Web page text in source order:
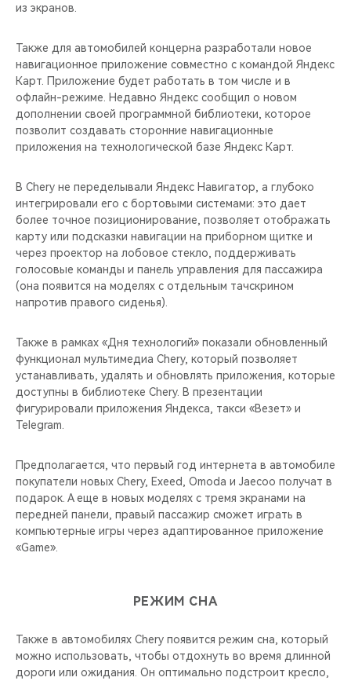
из экранов.
Также для автомобилей концерна разработали новое
навигационное приложение совместно с командой Яндекс
Карт. Приложение будет работать в том числе и в
офлайн-режиме. Недавно Яндекс сообщил о новом
дополнении своей программной библиотеки, которое
позволит создавать сторонние навигационные
приложения на технологической базе Яндекс Карт.
В Chery не переделывали Яндекс Навигатор, а глубоко
интегрировали его с бортовыми системами: это дает
более точное позиционирование, позволяет отображать
карту или подсказки навигации на приборном щитке и
через проектор на лобовое стекло, поддерживать
голосовые команды и панель управления для пассажира
(она появится на моделях с отдельным тачскрином
напротив правого сиденья).
Также в рамках «Дня технологий» показали обновленный
функционал мультимедиа Chery, который позволяет
устанавливать, удалять и обновлять приложения, которые
доступны в библиотеке Chery. В презентации
фигурировали приложения Яндекса, такси «Везет» и
Telegram.
Предполагается, что первый год интернета в автомобиле
покупатели новых Chery, Exeed, Omoda и Jaecoo получат в
подарок. А еще в новых моделях с тремя экранами на
передней панели, правый пассажир сможет играть в
компьютерные игры через адаптированное приложение
«Game».
РЕЖИМ СНА
Также в автомобилях Chery появится режим сна, который
можно использовать, чтобы отдохнуть во время длинной
дороги или ожидания. Он оптимально подстроит кресло,